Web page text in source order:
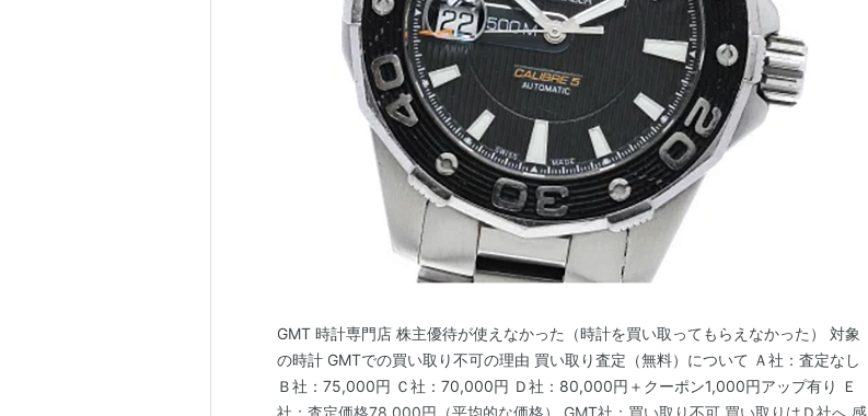
GMT 時計専門店 株主優待が使えなかった（時計を買い取ってもらえなかった） 対象
の時計 GMTでの買い取り不可の理由 買い取り査定（無料）について Ａ社：査定なし
Ｂ社：75,000円 Ｃ社：70,000円 Ｄ社：80,000円＋クーポン1,000円アップ有り Ｅ